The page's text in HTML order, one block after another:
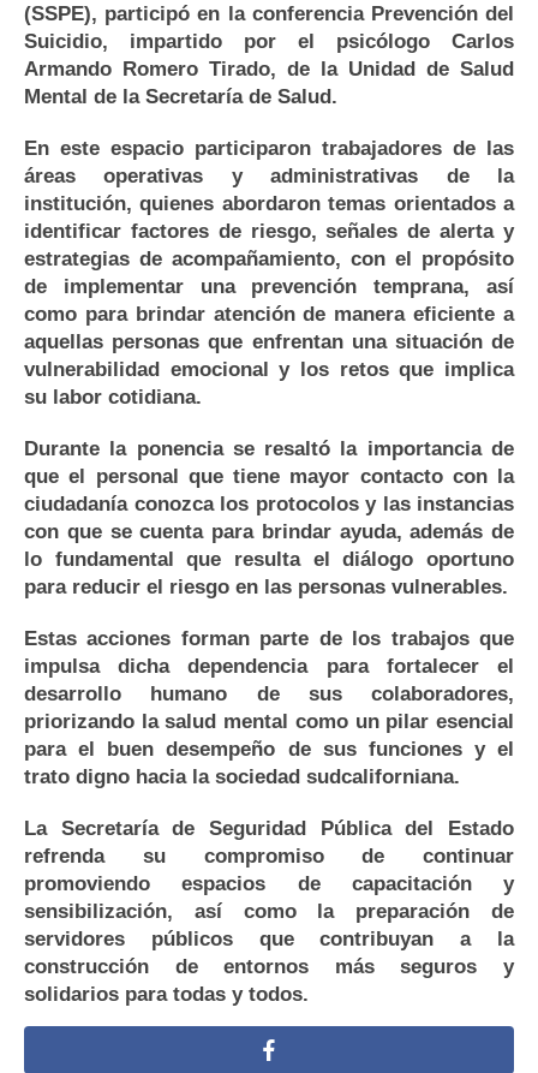
(SSPE), participó en la conferencia Prevención del
Suicidio, impartido por el psicólogo Carlos
Armando Romero Tirado, de la Unidad de Salud
Mental de la Secretaría de Salud.
En este espacio participaron trabajadores de las
áreas operativas y administrativas de la
institución, quienes abordaron temas orientados a
identificar factores de riesgo, señales de alerta y
estrategias de acompañamiento, con el propósito
de implementar una prevención temprana, así
como para brindar atención de manera eficiente a
aquellas personas que enfrentan una situación de
vulnerabilidad emocional y los retos que implica
su labor cotidiana.
Durante la ponencia se resaltó la importancia de
que el personal que tiene mayor contacto con la
ciudadanía conozca los protocolos y las instancias
con que se cuenta para brindar ayuda, además de
lo fundamental que resulta el diálogo oportuno
para reducir el riesgo en las personas vulnerables.
Estas acciones forman parte de los trabajos que
impulsa dicha dependencia para fortalecer el
desarrollo humano de sus colaboradores,
priorizando la salud mental como un pilar esencial
para el buen desempeño de sus funciones y el
trato digno hacia la sociedad sudcaliforniana.
La Secretaría de Seguridad Pública del Estado
refrenda su compromiso de continuar
promoviendo espacios de capacitación y
sensibilización, así como la preparación de
servidores públicos que contribuyan a la
construcción de entornos más seguros y
solidarios para todas y todos.